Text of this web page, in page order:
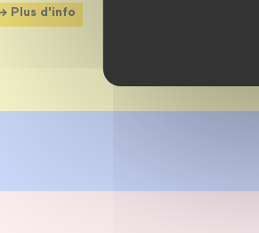
Plus d'info